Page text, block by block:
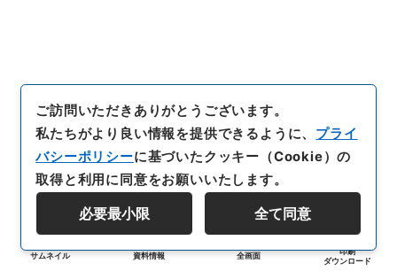
サムネイル 資料情報 全画面
印刷
ダウンロード
ご訪問いただきありがとうございます。
私たちがより良い情報を提供できるように、 プライ
バシーポリシーに基づいたクッキー（Cookie）の
取得と利用に同意をお願いいたします。
必要最小限 全て同意